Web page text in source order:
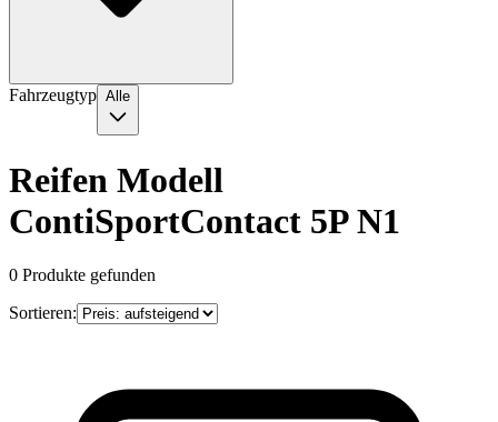
Fahrzeugtyp Alle
Reifen Modell
ContiSportContact 5P N1
0 Produkte gefunden
Sortieren: